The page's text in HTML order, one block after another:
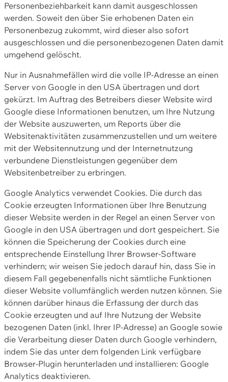
Personenbeziehbarkeit kann damit ausgeschlossen
werden. Soweit den über Sie erhobenen Daten ein
Personenbezug zukommt, wird dieser also sofort
ausgeschlossen und die personenbezogenen Daten damit
umgehend gelöscht.
Nur in Ausnahmefällen wird die volle IP-Adresse an einen
Server von Google in den USA übertragen und dort
gekürzt. Im Auftrag des Betreibers dieser Website wird
Google diese Informationen benutzen, um Ihre Nutzung
der Website auszuwerten, um Reports über die
Websitenaktivitäten zusammenzustellen und um weitere
mit der Websitennutzung und der Internetnutzung
verbundene Dienstleistungen gegenüber dem
Websitenbetreiber zu erbringen.
Google Analytics verwendet Cookies. Die durch das
Cookie erzeugten Informationen über Ihre Benutzung
dieser Website werden in der Regel an einen Server von
Google in den USA übertragen und dort gespeichert. Sie
können die Speicherung der Cookies durch eine
entsprechende Einstellung Ihrer Browser-Software
verhindern; wir weisen Sie jedoch darauf hin, dass Sie in
diesem Fall gegebenenfalls nicht sämtliche Funktionen
dieser Website vollumfänglich werden nutzen können. Sie
können darüber hinaus die Erfassung der durch das
Cookie erzeugten und auf Ihre Nutzung der Website
bezogenen Daten (inkl. Ihrer IP-Adresse) an Google sowie
die Verarbeitung dieser Daten durch Google verhindern,
indem Sie das unter dem folgenden Link verfügbare
Browser-Plugin herunterladen und installieren: Google
Analytics deaktivieren.